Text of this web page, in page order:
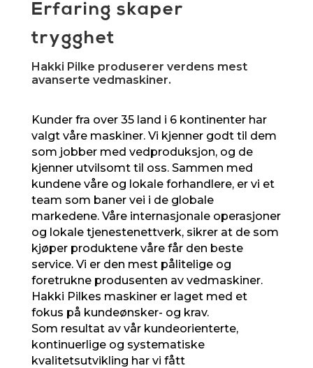
Erfaring skaper
trygghet
Hakki Pilke produserer verdens mest
avanserte vedmaskiner.
Kunder fra over 35 land i 6 kontinenter har
valgt våre maskiner. Vi kjenner godt til dem
som jobber med vedproduksjon, og de
kjenner utvilsomt til oss. Sammen med
kundene våre og lokale forhandlere, er vi et
team som baner vei i de globale
markedene. Våre internasjonale operasjoner
og lokale tjenestenettverk, sikrer at de som
kjøper produktene våre får den beste
service. Vi er den mest pålitelige og
foretrukne produsenten av vedmaskiner.
Hakki Pilkes maskiner er laget med et
fokus på kundeønsker- og krav.
Som resultat av vår kundeorienterte,
kontinuerlige og systematiske
kvalitetsutvikling har vi fått